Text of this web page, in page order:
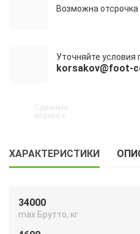
Возможна
Уточняйте условия
korsakov@foot-
ХАРАКТЕРИСТИКИ
34000
max Брутто, кг